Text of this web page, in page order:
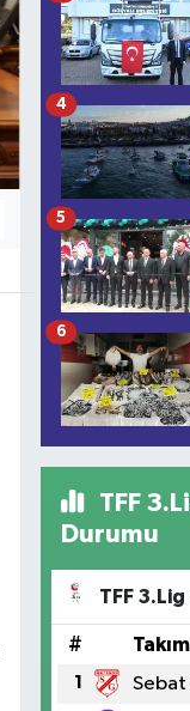
4
5
6
TFF
Durumu
TFF
# Takım
1 Sebat